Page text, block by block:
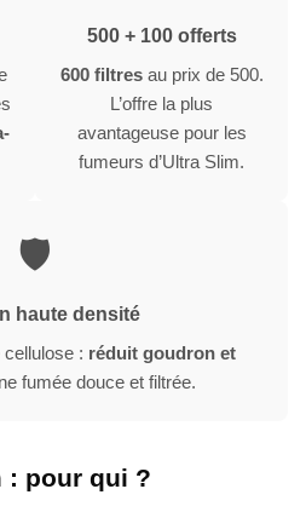
500 + 100 offerts
600 filtresau prix de 500.
L’offre la plus
avantageuse pour les
fumeurs d’Ultra Slim.
🛡
haute densité
cellulose : réduit goudron et
fumée douce et filtrée.
: pour qui ?